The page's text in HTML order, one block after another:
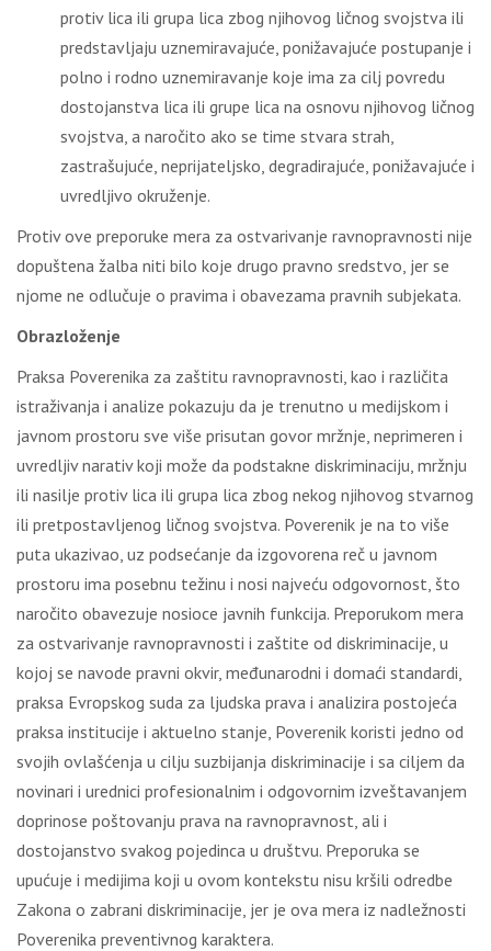
protiv lica ili grupa lica zbog njihovog ličnog svojstva ili
predstavljaju uznemiravajuće, ponižavajuće postupanje i
polno i rodno uznemiravanje koje ima za cilj povredu
dostojanstva lica ili grupe lica na osnovu njihovog ličnog
svojstva, a naročito ako se time stvara strah,
zastrašujuće, neprijateljsko, degradirajuće, ponižavajuće i
uvredljivo okruženje.
Protiv ove preporuke mera za ostvarivanje ravnopravnosti nije
dopuštena žalba niti bilo koje drugo pravno sredstvo, jer se
njome ne odlučuje o pravima i obavezama pravnih subjekata.
Obrazloženje
Praksa Poverenika za zaštitu ravnopravnosti, kao i različita
istraživanja i analize pokazuju da je trenutno u medijskom i
javnom prostoru sve više prisutan govor mržnje, neprimeren i
uvredljiv narativ koji može da podstakne diskriminaciju, mržnju
ili nasilje protiv lica ili grupa lica zbog nekog njihovog stvarnog
ili pretpostavljenog ličnog svojstva. Poverenik je na to više
puta ukazivao, uz podsećanje da izgovorena reč u javnom
prostoru ima posebnu težinu i nosi najveću odgovornost, što
naročito obavezuje nosioce javnih funkcija. Preporukom mera
za ostvarivanje ravnopravnosti i zaštite od diskriminacije, u
kojoj se navode pravni okvir, međunarodni i domaći standardi,
praksa Evropskog suda za ljudska prava i analizira postojeća
praksa institucije i aktuelno stanje, Poverenik koristi jedno od
svojih ovlašćenja u cilju suzbijanja diskriminacije i sa ciljem da
novinari i urednici profesionalnim i odgovornim izveštavanjem
doprinose poštovanju prava na ravnopravnost, ali i
dostojanstvo svakog pojedinca u društvu. Preporuka se
upućuje i medijima koji u ovom kontekstu nisu kršili odredbe
Zakona o zabrani diskriminacije, jer je ova mera iz nadležnosti
Poverenika preventivnog karaktera.